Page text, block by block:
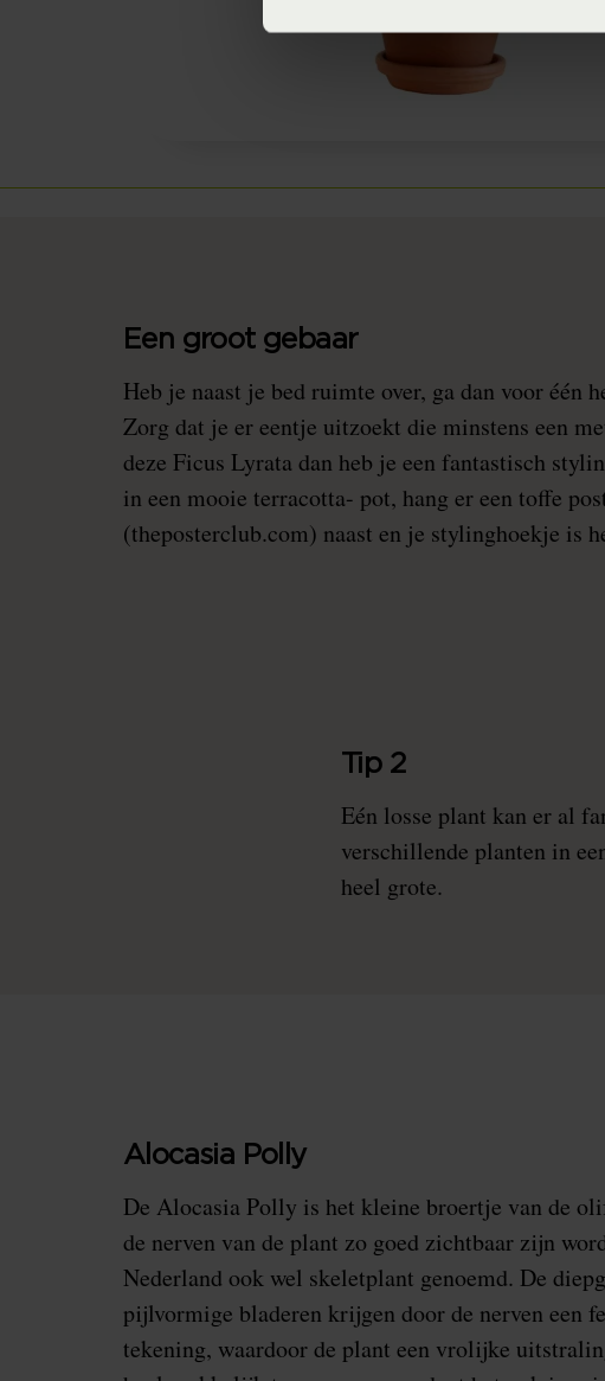
Een groot gebaar
Heb je naast je bed ruimte over, ga dan voor één
Zorg dat je er eentje uitzoekt die minstens een
deze Ficus Lyrata dan heb je een fantastisch
in een mooie terracotta- pot, hang er een toffe
(theposterclub.com) naast en je stylinghoekje is
Tip 2
Eén losse plant kan er al
verschillende planten in
heel grote.
Alocasia Polly
De Alocasia Polly is het kleine broertje van de
de nerven van de plant zo goed zichtbaar zijn
Nederland ook wel skeletplant genoemd. De
pijlvormige bladeren krijgen door de nerven een
tekening, waardoor de plant een vrolijke